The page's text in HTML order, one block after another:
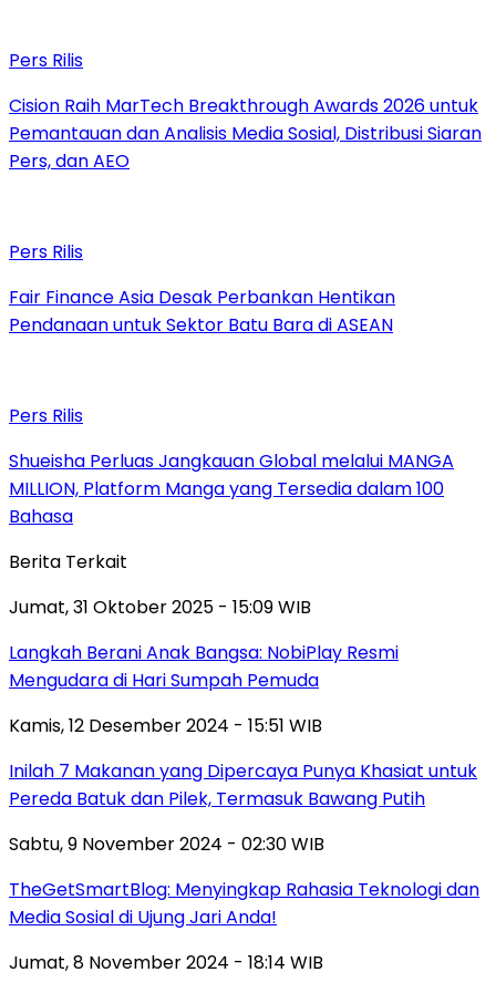
Pers Rilis
Cision Raih MarTech Breakthrough Awards 2026 untuk
Pemantauan dan Analisis Media Sosial, Distribusi Siaran
Pers, dan AEO
Pers Rilis
Fair Finance Asia Desak Perbankan Hentikan
Pendanaan untuk Sektor Batu Bara di ASEAN
Pers Rilis
Shueisha Perluas Jangkauan Global melalui MANGA
MILLION, Platform Manga yang Tersedia dalam 100
Bahasa
Berita Terkait
Jumat, 31 Oktober 2025 - 15:09 WIB
Langkah Berani Anak Bangsa: NobiPlay Resmi
Mengudara di Hari Sumpah Pemuda
Kamis, 12 Desember 2024 - 15:51 WIB
Inilah 7 Makanan yang Dipercaya Punya Khasiat untuk
Pereda Batuk dan Pilek, Termasuk Bawang Putih
Sabtu, 9 November 2024 - 02:30 WIB
TheGetSmartBlog: Menyingkap Rahasia Teknologi dan
Media Sosial di Ujung Jari Anda!
Jumat, 8 November 2024 - 18:14 WIB